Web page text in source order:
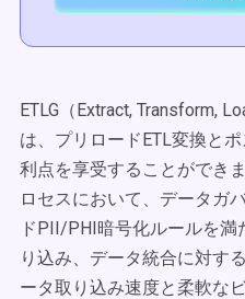
ETLG（Extract, Transform,
は、プリロードETL変換と
利点を享受することができ
ロセスにおいて、データガ
ドPII/PHI暗号化ルールを
り込み、データ統合に対す
ータ取り込み速度と柔軟な